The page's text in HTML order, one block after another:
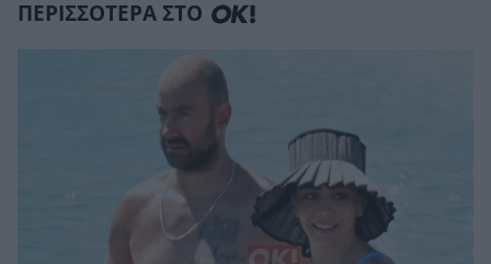
ΠΕΡΙΣΣΟΤΕΡΑ ΣΤΟ